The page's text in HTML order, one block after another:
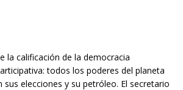
la calificación de la democracia
todos los poderes del planeta
sus elecciones y su petróleo. El secretario